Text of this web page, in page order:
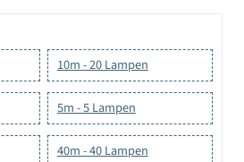
10m - 20 Lampen
5m - 5 Lampen
40m - 40 Lampen